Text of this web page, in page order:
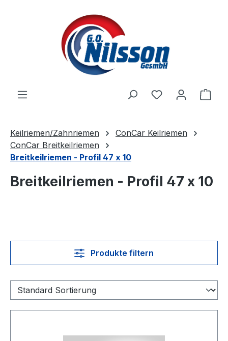
Zum Hauptinhalt springen
Keilriemen/Zahnriemen
ConCar Keilriemen
ConCar Breitkeilriemen
Breitkeilriemen - Profil 47 x 10
Breitkeilriemen - Profil 47 x 10
Produkte filtern